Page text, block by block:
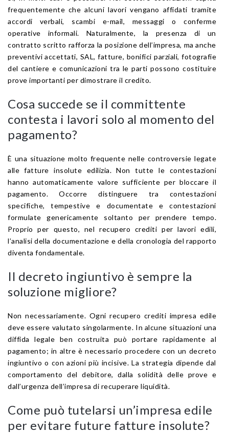
frequentemente che alcuni lavori vengano affidati tramite
accordi verbali, scambi e-mail, messaggi o conferme
operative informali. Naturalmente, la presenza di un
contratto scritto rafforza la posizione dell’impresa, ma anche
preventivi accettati, SAL, fatture, bonifici parziali, fotografie
del cantiere e comunicazioni tra le parti possono costituire
prove importanti per dimostrare il credito.
Cosa succede se il committente
contesta i lavori solo al momento del
pagamento?
È una situazione molto frequente nelle controversie legate
alle fatture insolute edilizia. Non tutte le contestazioni
hanno automaticamente valore sufficiente per bloccare il
pagamento. Occorre distinguere tra contestazioni
specifiche, tempestive e documentate e contestazioni
formulate genericamente soltanto per prendere tempo.
Proprio per questo, nel recupero crediti per lavori edili,
l’analisi della documentazione e della cronologia del rapporto
diventa fondamentale.
Il decreto ingiuntivo è sempre la
soluzione migliore?
Non necessariamente. Ogni recupero crediti impresa edile
deve essere valutato singolarmente. In alcune situazioni una
diffida legale ben costruita può portare rapidamente al
pagamento; in altre è necessario procedere con un decreto
ingiuntivo o con azioni più incisive. La strategia dipende dal
comportamento del debitore, dalla solidità delle prove e
dall’urgenza dell’impresa di recuperare liquidità.
Come può tutelarsi un’impresa edile
per evitare future fatture insolute?